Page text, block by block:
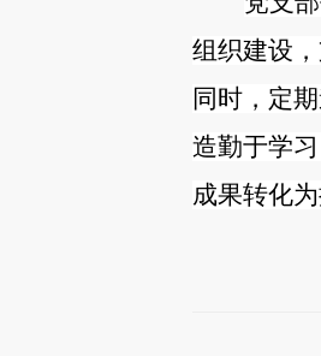
组织建设
同时，定
造勤于学
成果转化